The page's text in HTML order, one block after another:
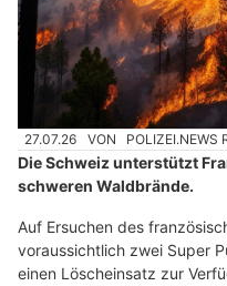
27.07.26 VON POLIZEI.NEWS
Die Schweiz unterstützt
schweren Waldbrände.
Auf Ersuchen des
voraussichtlich zwei Super
einen Löscheinsatz zur